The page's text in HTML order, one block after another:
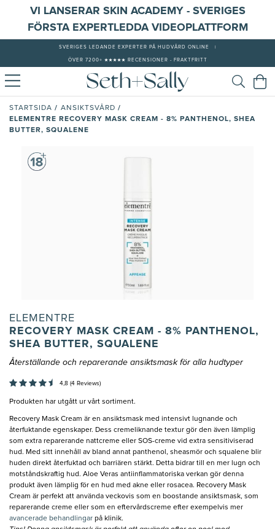
VI LANSERAR SKIN ACADEMY - SVERIGES
FÖRSTA EXPERTLEDDA VIDEOPLATTFORM
SVERIGES LEDANDE EXPERTER PÅ HUDVÅRD ONLINE
ÖVER 7200+ ★★★★★ RECENSIONER - FRAKTFRITT
STARTSIDA / ANSIKTSVÅRD /
ELEMENTRE RECOVERY MASK CREAM - 8% PANTHENOL, SHEA
BUTTER, SQUALENE
ELEMENTRE
RECOVERY MASK CREAM - 8% PANTHENOL,
SHEA BUTTER, SQUALENE
Återställande och reparerande ansiktsmask för alla hudtyper
4,8 (4 Reviews)
Produkten har utgått ur vårt sortiment.
Recovery Mask Cream är en ansiktsmask med intensivt lugnande och
återfuktande egenskaper. Dess cremeliknande textur gör den även lämplig
som extra reparerande nattcreme eller SOS-creme vid extra sensitiviserad
hud. Med sitt innehåll av bland annat panthenol, sheasmör och squalene blir
huden direkt återfuktad och barriären stärkt. Detta bidrar till en mer lugn och
motståndskraftig hud. Aloe Veras antiinflammatoriska verkan gör denna
produkt även lämplig för en hud med akne eller rosacea. Recovery Mask
Cream är perfekt att använda veckovis som en boostande ansiktsmask, som
reparerande creme eller som en eftervårdscreme efter exempelvis mer
avancerade behandlingar på klinik.